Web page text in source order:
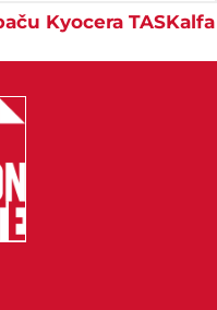
Kyocera TASKalfa